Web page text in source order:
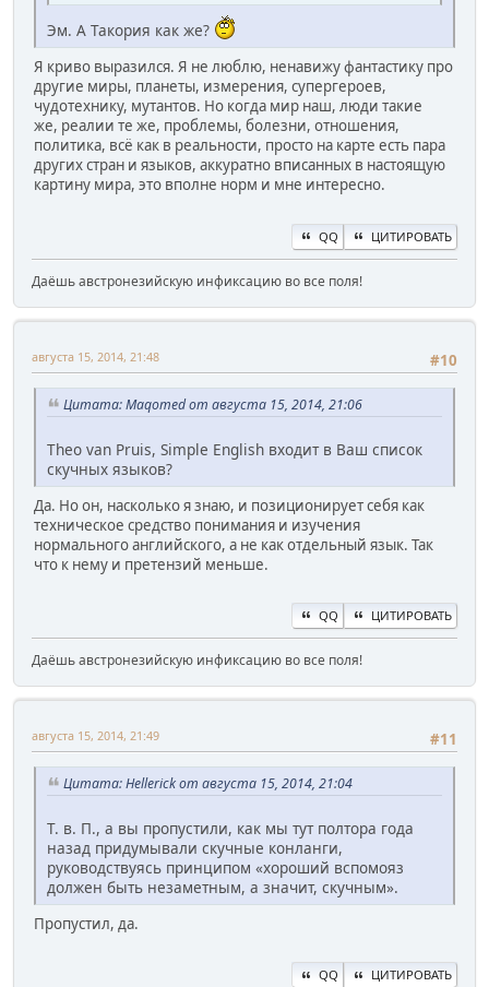
Эм. А Такория как же?
Я криво выразился. Я не люблю, ненавижу фантастику про
другие миры, планеты, измерения, супергероев,
чудотехнику, мутантов. Но когда мир наш, люди такие
же, реалии те же, проблемы, болезни, отношения,
политика, всё как в реальности, просто на карте есть пара
других стран и языков, аккуратно вписанных в настоящую
картину мира, это вполне норм и мне интересно.
QQ ЦИТИРОВАТЬ
Даёшь австронезийскую инфиксацию во все поля!
#10
августа 15, 2014, 21:48
Цитата: Maqomed от августа 15, 2014, 21:06
Theo van Pruis, Simple English входит в Ваш список
скучных языков?
Да. Но он, насколько я знаю, и позиционирует себя как
техническое средство понимания и изучения
нормального английского, а не как отдельный язык. Так
что к нему и претензий меньше.
QQ ЦИТИРОВАТЬ
Даёшь австронезийскую инфиксацию во все поля!
#11
августа 15, 2014, 21:49
Цитата: Hellerick от августа 15, 2014, 21:04
Т. в. П., а вы пропустили, как мы тут полтора года
назад придумывали скучные конланги,
руководствуясь принципом «хороший вспомояз
должен быть незаметным, а значит, скучным».
Пропустил, да.
QQ ЦИТИРОВАТЬ